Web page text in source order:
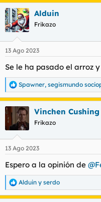
Alduin
Frikazo
13 Ago 2023
Se le ha pasado el arroz
R
e
a
c
c
i
e
:
Spawner, segismundo
Vinchen Cushing
Frikazo
13 Ago 2023
Espero a la opinión de
R
e
Alduin y serdo